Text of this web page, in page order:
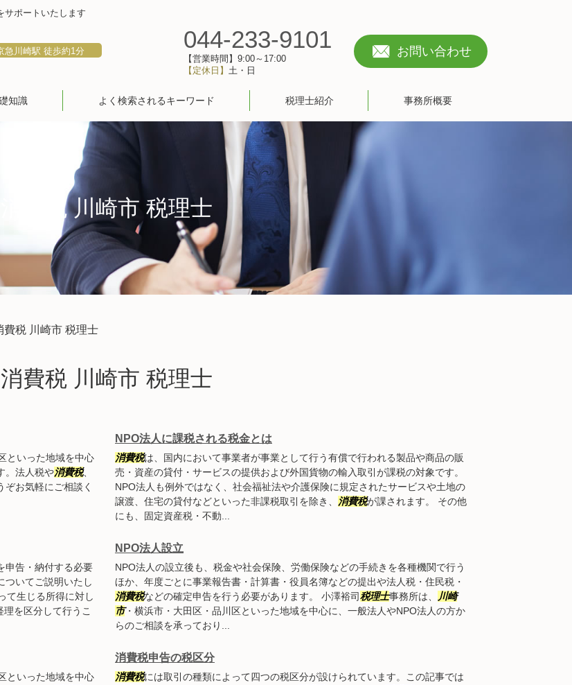
消費税 川崎市 税理士
サポートいたします
急川崎駅 徒歩約1分 044-233-9101
【営業時間】9:00～17:00
【定休日】 土・日
お問い合わせ
知識 よく検索されるキーワード 税理士紹介 事務所概要
費税 川崎市 税理士
消費税 川崎市 税理士
といった地域を中心
。法人税や消費税、
お気軽にご相談く
NPO法人に課税される税金とは
消費税は、国内において事業者が事業として行う有償で行われる製品や商品の販
売・資産の貸付・サービスの提供および外国貨物の輸入取引が課税の対象です。
NPO法人も例外ではなく、社会福祉法や介護保険に規定されたサービスや土地の
譲渡、住宅の貸付などといった非課税取引を除き、
消費税が課されます。 その他
にも、固定資産税・不動...
申告・納付する必要
ついてご説明いたし
て生じる所得に対し
を区分して行うこ
NPO法人設立
NPO法人の設立後も、税金や社会保険、労働保険などの手続きを各種機関で行う
ほか、年度ごとに事業報告書・計算書・役員名簿などの提出や法人税・住民税・
消費税などの確定申告を行う必要があります。 小澤裕司税理士事務所は、
川崎
市・横浜市・大田区・品川区といった地域を中心に、一般法人やNPO法人の方か
らのご相談を承っており...
といった地域を中心
消費税申告の税区分
消費税には取引の種類によって四つの税区分が設けられています。この記事では